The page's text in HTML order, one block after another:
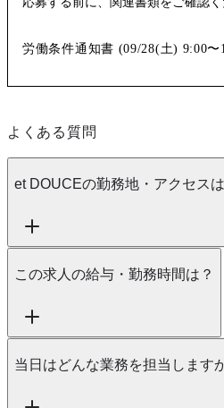
労働条件通知書 (09/28(土) 9:00〜
よくある質問
et DOUCEの勤務地・アクセス
この求人の給与・勤務時間は？
当日はどんな業務を担当します